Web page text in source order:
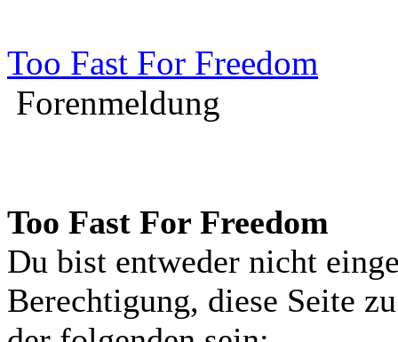
Too Fast For Freedom
Forenmeldung
Too Fast For Freedom
Du bist entweder nicht
Berechtigung, diese Seite